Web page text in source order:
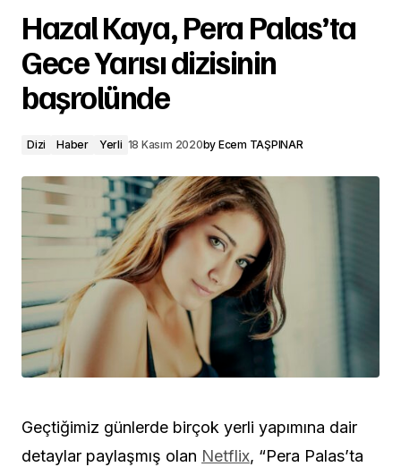
Hazal Kaya, Pera Palas’ta
Gece Yarısı dizisinin
başrolünde
Dizi Haber Yerli 18 Kasım 2020by Ecem TAŞPINAR
Geçtiğimiz günlerde birçok yerli yapımına dair
detaylar paylaşmış olan Netflix, “Pera Palas’ta